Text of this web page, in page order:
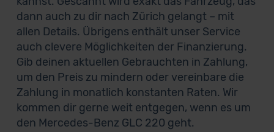
dann auch zu dir nach Zürich gelangt – mit
allen Details. Übrigens enthält unser Service
auch clevere Möglichkeiten der Finanzierung.
Gib deinen aktuellen Gebrauchten in Zahlung,
um den Preis zu mindern oder vereinbare die
Zahlung in monatlich konstanten Raten. Wir
kommen dir gerne weit entgegen, wenn es um
den Mercedes-Benz GLC 220 geht.